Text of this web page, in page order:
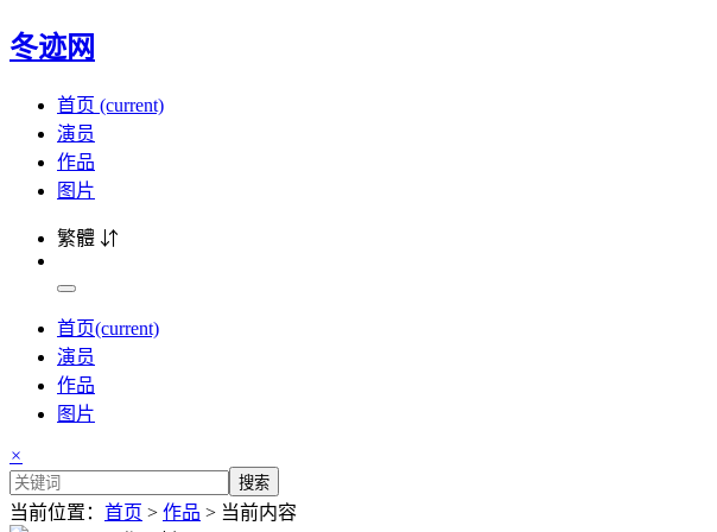
冬迹网
首页 (current)
演员
作品
图片
繁體 ⇵
首页(current)
演员
作品
图片
×
搜索
当前位置： 首页 > 作品 > 当前内容